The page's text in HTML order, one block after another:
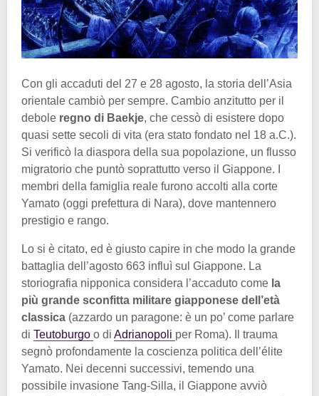
Con gli accaduti del 27 e 28 agosto, la storia dell’Asia
orientale cambiò per sempre. Cambio anzitutto per il
debole regno di Baekje, che cessò di esistere dopo
quasi sette secoli di vita (era stato fondato nel 18 a.C.).
Si verificò la diaspora della sua popolazione, un flusso
migratorio che puntò soprattutto verso il Giappone. I
membri della famiglia reale furono accolti alla corte
Yamato (oggi prefettura di Nara), dove mantennero
prestigio e rango.
Lo si è citato, ed è giusto capire in che modo la grande
battaglia dell’agosto 663 influì sul Giappone. La
storiografia nipponica considera l’accaduto come la
più grande sconfitta militare giapponese dell’età
classica (azzardo un paragone: è un po’ come parlare
di Teutoburgo o di Adrianopoli per Roma). Il trauma
segnò profondamente la coscienza politica dell’élite
Yamato. Nei decenni successivi, temendo una
possibile invasione Tang-Silla, il Giappone avviò